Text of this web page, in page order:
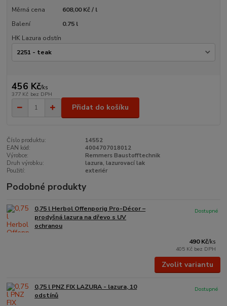
Měrná cena
608,00 Kč / l
Balení
0.75 l
HK Lazura odstín
456 Kč/ks
377 Kč bez DPH
Přidat do košíku
Číslo produktu:
14552
EAN kód:
4004707018012
Výrobce:
Remmers Baustofftechnik
Druh výrobku:
lazura, lazurovací lak
Použití:
exteriér
Podobné produkty
0,75 l Herbol Offenporig Pro-Décor –
prodyšná lazura na dřevo s UV
ochranou
490 Kč/ks
405 Kč bez DPH
Dostupné
Zvolit variantu
0,75 l PNZ FIX LAZURA - lazura, 10
odstínů
Dostupné